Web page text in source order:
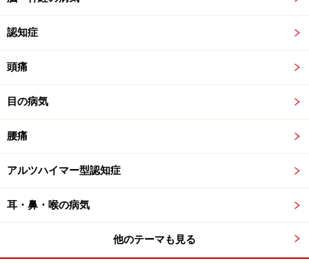
認知症
頭痛
目の病気
腰痛
アルツハイマー型認知症
耳・鼻・喉の病気
他のテーマも見る